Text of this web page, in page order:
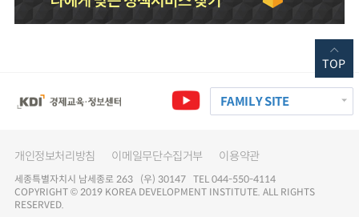
FAMILY SITE
개인정보처리방침 이메일무단수집거부 이용약관
세종특별자치시 남세종로 263 (우) 30147 TEL 044-550-4114
COPYRIGHT © 2019 KOREA DEVELOPMENT INSTITUTE. ALL RIGHTS
RESERVED.
TOP